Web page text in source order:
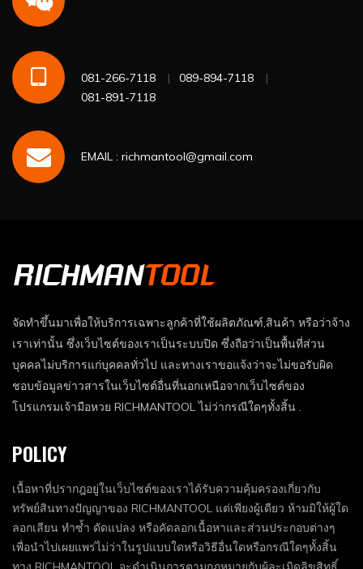
081-266-7118
089-894-7118
081-891-7118
EMAIL : richmantool@gmail.com
จัดทำขึ้นมาเพื่อให้บริการเฉพาะลูกค้าที่ใช้ผลิตภัณฑ์,สินค้า หรือว่าจ้าง
เราเท่านั้น ซึ่งเว็บไซต์ของเราเป็นระบบปิด ซึ่งถือว่าเป็นพื้นที่ส่วน
บุคคลไม่บริการแก่บุคคลทั่วไป และทางเราขอแจ้งว่าจะไม่ขอรับผิด
ชอบข้อมูลข่าวสารในเว็บไซต์อื่นที่นอกเหนือจากเว็บไซต์ของ
โปรแกรมเจ้ามือหวย RICHMANTOOL ไม่ว่ากรณีใดๆทั้งสิ้น .
POLICY
เนื้อหาที่ปรากฎอยู่ในเว็บไซต์ของเราได้รับความคุ้มครองเกี่ยวกับ
ทรัพย์สินทางปัญญาของ RICHMANTOOL แต่เพียงผู้เดียว ห้ามมิให้ผู้ใด
ลอกเลียน ทำซ้ำ ดัดแปลง หรือคัดลอกเนื้อหาและส่วนประกอบต่างๆ
เพื่อนำไปเผยแพร่ไม่ว่าในรูปแบบใดหรือวิธีอื่นใดหรือกรณีใดๆทั้งสิ้น